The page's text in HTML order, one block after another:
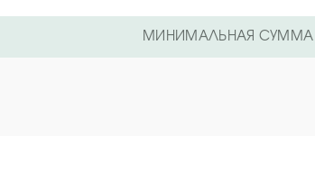
МИНИМАЛЬНАЯ СУММА